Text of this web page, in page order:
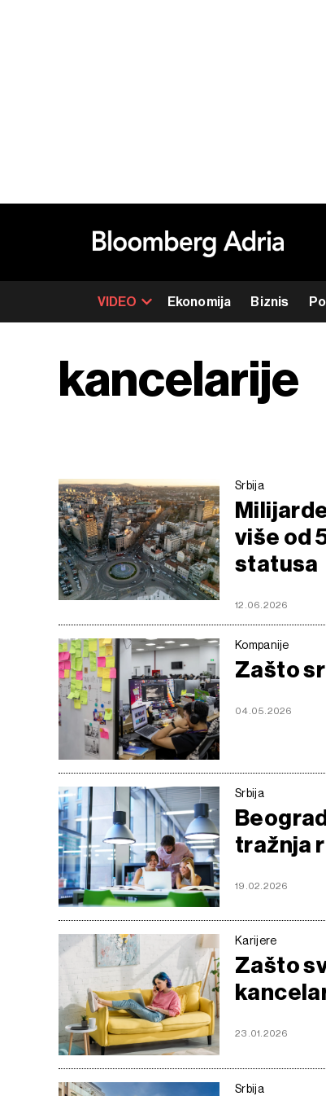
VIDEO Ekonomija Biznis
kancelarije
Srbija
više od
statusa
12.06.2026
Kompanije
Zašto
04.05.2026
Srbija
tražnja
19.02.2026
Karijere
Zašto
23.01.2026
Srbija